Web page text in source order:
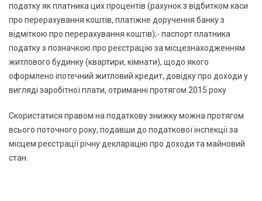
податку як платника цих процентів (рахунок з відбитком каси
про перерахування коштів, платіжне доручення банку з
відміткою про перерахування коштів);- паспорт платника
податку з позначкою про реєстрацію за місцезнаходженням
житлового будинку (квартири, кімнати), щодо якого
оформлено іпотечний житловий кредит, довідку про доходи у
вигляді заробітної плати, отриманні протягом 2015 року
Скористатися правом на податкову знижку можна протягом
всього поточного року, подавши до податкової інспекції за
місцем реєстрації річну декларацію про доходи та майновий
стан.